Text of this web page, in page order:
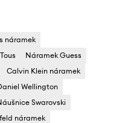
náramek
Náramek Guess
Calvin Klein náramek
Wellington
Swarovski
náramek